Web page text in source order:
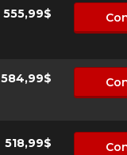
555,99$
584,99$
518,99$